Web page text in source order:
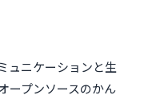
ュニケーションと生
ープンソースのかん